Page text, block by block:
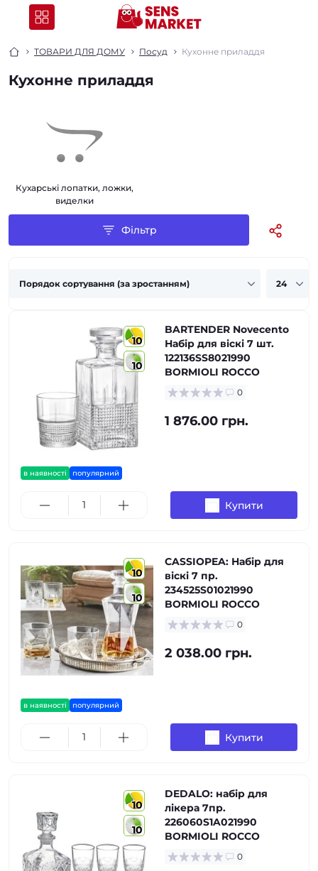
ТОВАРИ ДЛЯ ДОМУ Посуд Кухонне приладдя
Кухонне приладдя
Кухарські лопатки, ложки,
виделки
Фільтр
10
10
в наявності популярний
BARTENDER Novecento
Набір для віскі 7 шт.
122136SS8021990
BORMIOLI ROCCO
0
1 876.00 грн.
Купити
10
10
в наявності популярний
CASSIOPEA: Набір для
віскі 7 пр.
234525S01021990
BORMIOLI ROCCO
0
2 038.00 грн.
Купити
10
10
DEDALO: набір для
лікера 7пр.
226060S1A021990
BORMIOLI ROCCO
0